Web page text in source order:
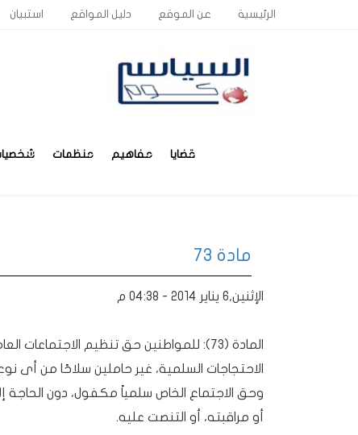
الرئيسية عن الموقع دليل المواقع استبيان
قضايا مفاهيم منظمات
مادة 73
الإثنين,6 يناير 2014 - 04:38 م
المادة (73): للمواطنين حق تنظيم
الاحتجاجات السلمية، غير حاملين سلاحًا من أى
وحق الاجتماع الخاص سلمياً مكفول، دون الحاجة
أو مراقبته، أو التنصت عليه.